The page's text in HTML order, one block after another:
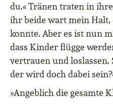
du.« Tränen traten in
ihr beide wart mein Halt,
konnte. Aber es ist nun
dass Kinder flügge
vertrauen und loslassen.
der wird doch dabei
»Angeblich die gesamte